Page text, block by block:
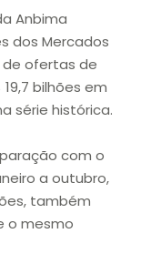
Anbima
dos Mercados
de ofertas de
bilhões em
série histórica.
com o
a outubro,
também
o mesmo